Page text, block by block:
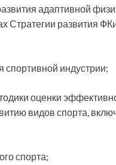
адаптивной
Стратегии развития
спортивной индустрии;
оценки
видов спорта,
спорта;